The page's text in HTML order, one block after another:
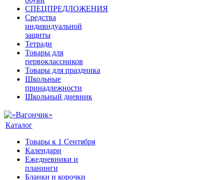
СПЕЦПРЕДЛОЖЕНИЯ
Средства
индивидуальной
защиты
Тетради
Товары для
первоклассников
Товары для праздника
Школьные
принадлежности
Школьный дневник
Каталог
Товары к 1 Сентября
Календари
Ежедневники и
планинги
Бланки и корочки